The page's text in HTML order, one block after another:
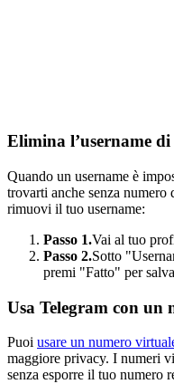
Elimina l’username
Quando un username è
trovarti anche senza
rimuovi il tuo username:
Passo 1.Vai al tuo
Passo 2.Sotto
premi "Fatto" per
Usa Telegram con un
Puoi usare un numero
maggiore privacy. I numeri
senza esporre il tuo numero